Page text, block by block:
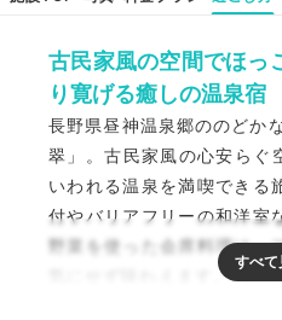
古民家風の空間でほっ
り寛げる癒しの温泉宿
長野県昼神温泉郷ののどか
翠」。古民家風の心安らぐ
いわれる温泉を満喫できる
付やバリアフリーの和洋室
野菜を使った会席料理は、
気にせず味わえます。13時